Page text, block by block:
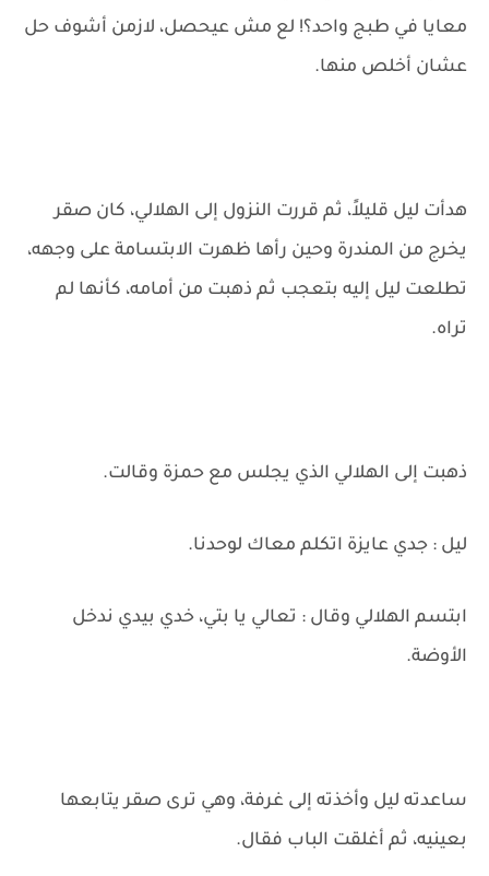
معايا في طبج واحد؟! لع مش عيحصل، لازمن أشوف حل
عشان أخلص منها.
هدأت ليل قليلاً، ثم قررت النزول إلى الهلالي، كان صقر
يخرج من المندرة وحين رأها ظهرت الابتسامة على وجهه،
تطلعت ليل إليه بتعجب ثم ذهبت من أمامه، كأنها لم
تراه.
ذهبت إلى الهلالي الذي يجلس مع حمزة وقالت.
ليل : جدي عايزة اتكلم معاك لوحدنا.
ابتسم الهلالي وقال : تعالي يا بتي، خدي بيدي ندخل
الأوضة.
ساعدته ليل وأخذته إلى غرفة، وهي ترى صقر يتابعها
بعينيه، ثم أغلقت الباب فقال.